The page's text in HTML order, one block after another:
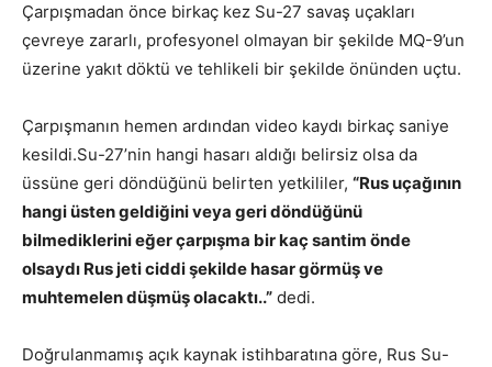
Çarpışmadan önce birkaç kez Su-27 savaş uçakları
çevreye zararlı, profesyonel olmayan bir şekilde MQ-9’un
üzerine yakıt döktü ve tehlikeli bir şekilde önünden uçtu.
Çarpışmanın hemen ardından video kaydı birkaç saniye
kesildi.Su-27’nin hangi hasarı aldığı belirsiz olsa da
üssüne geri döndüğünü belirten yetkililer, “Rus uçağının
hangi üsten geldiğini veya geri döndüğünü
bilmediklerini eğer çarpışma bir kaç santim önde
olsaydı Rus jeti ciddi şekilde hasar görmüş ve
muhtemelen düşmüş olacaktı..” dedi.
Doğrulanmamış açık kaynak istihbaratına göre, Rus Su-